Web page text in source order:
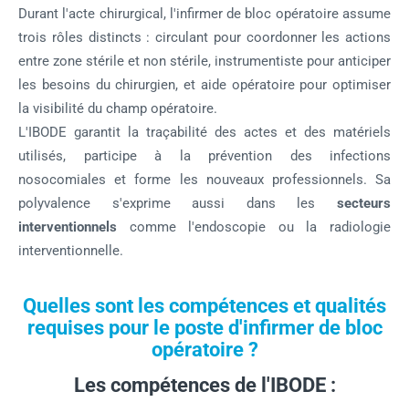
Durant l'acte chirurgical, l'infirmer de bloc opératoire assume
trois rôles distincts : circulant pour coordonner les actions
entre zone stérile et non stérile, instrumentiste pour anticiper
les besoins du chirurgien, et aide opératoire pour optimiser
la visibilité du champ opératoire.
L'IBODE garantit la traçabilité des actes et des matériels
utilisés, participe à la prévention des infections
nosocomiales et forme les nouveaux professionnels. Sa
polyvalence s'exprime aussi dans les secteurs
interventionnels comme l'endoscopie ou la radiologie
interventionnelle.
Quelles sont les compétences et qualités
requises pour le poste d'infirmer de bloc
opératoire ?
Les compétences de l'IBODE :